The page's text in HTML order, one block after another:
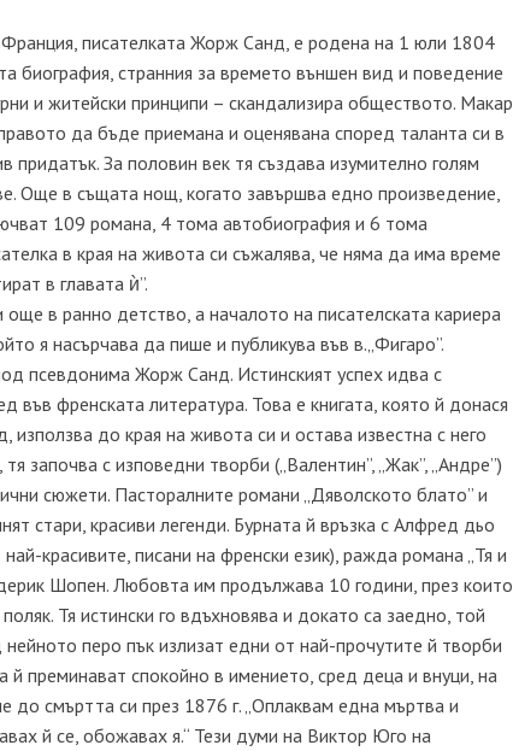
писателката Жорж Санд, е родена на 1 юли 1804
биография, странния за времето външен вид и поведение
и житейски принципи – скандализира обществото. Макар
да бъде приемана и оценявана според таланта си в
За половин век тя създава изумително голям
Още в същата нощ, когато завършва едно произведение,
109 романа, 4 тома автобиография и 6 тома
в края на живота си съжалява, че няма да има време
в главата ѝ”.
в ранно детство, а началото на писателската кариера
я насърчава да пише и публикува във в.„Фигаро”.
псевдонима Жорж Санд. Истинският успех идва с
във френската литература. Това е книгата, която й донася
до края на живота си и остава известна с него
започва с изповедни творби („Валентин”, „Жак”, „Андре”)
сюжети. Пасторалните романи „Дяволското блато” и
стари, красиви легенди. Бурната й връзка с Алфред дьо
красивите, писани на френски език), ражда романа „Тя и
Шопен. Любовта им продължава 10 години, през които
Тя истински го вдъхновява и докато са заедно, той
перо пък излизат едни от най-прочутите й творби
й преминават спокойно в имението, сред деца и внуци, на
до смъртта си през 1876 г. „Оплаквам една мъртва и
й се, обожавах я.“ Тези думи на Виктор Юго на